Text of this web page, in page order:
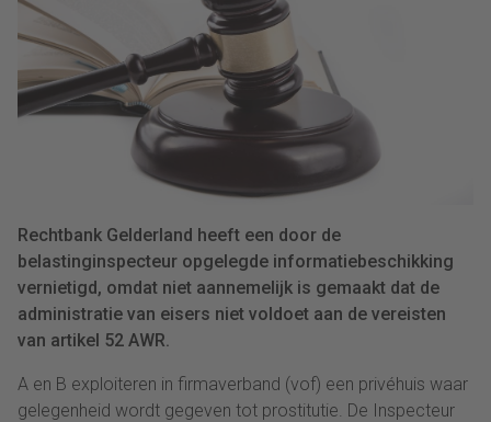
Rechtbank Gelderland heeft een door de
belastinginspecteur opgelegde informatiebeschikking
vernietigd, omdat niet aannemelijk is gemaakt dat de
administratie van eisers niet voldoet aan de vereisten
van artikel 52 AWR.
A en B exploiteren in firmaverband (vof) een privéhuis waar
gelegenheid wordt gegeven tot prostitutie. De Inspecteur